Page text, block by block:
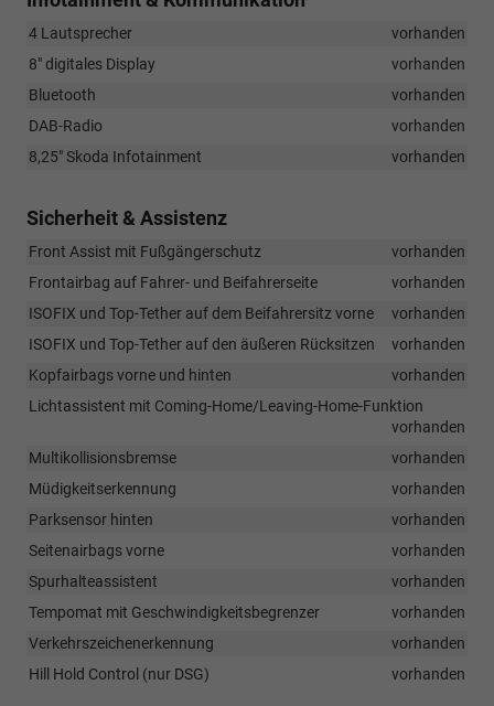
4 Lautsprecher
vorhanden
8" digitales Display
vorhanden
Bluetooth
vorhanden
DAB-Radio
vorhanden
8,25" Skoda Infotainment
vorhanden
Sicherheit & Assistenz
Front Assist mit Fußgängerschutz
vorhanden
Frontairbag auf Fahrer- und Beifahrerseite
vorhanden
ISOFIX und Top-Tether auf dem Beifahrersitz vorne
vorhanden
ISOFIX und Top-Tether auf den äußeren Rücksitzen
vorhanden
Kopfairbags vorne und hinten
vorhanden
Lichtassistent mit Coming-Home/Leaving-Home-Funktion
vorhanden
Multikollisionsbremse
vorhanden
Müdigkeitserkennung
vorhanden
Parksensor hinten
vorhanden
Seitenairbags vorne
vorhanden
Spurhalteassistent
vorhanden
Tempomat mit Geschwindigkeitsbegrenzer
vorhanden
Verkehrszeichenerkennung
vorhanden
Hill Hold Control (nur DSG)
vorhanden